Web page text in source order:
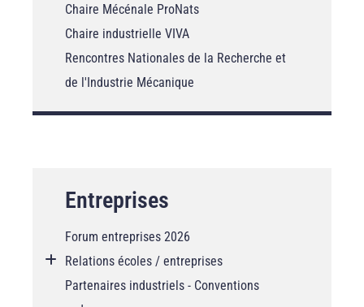
Chaire Mécénale ProNats
Chaire industrielle VIVA
Rencontres Nationales de la Recherche et
de l'Industrie Mécanique
Entreprises
Forum entreprises 2026
Relations écoles / entreprises
Partenaires industriels - Conventions